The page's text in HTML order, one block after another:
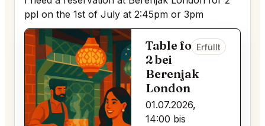
ppl on the 1st of July at 2:45pm or 3pm
Table for
2 bei
Berenjak
London
01.07.2026,
14:00 bis
Erfüllt